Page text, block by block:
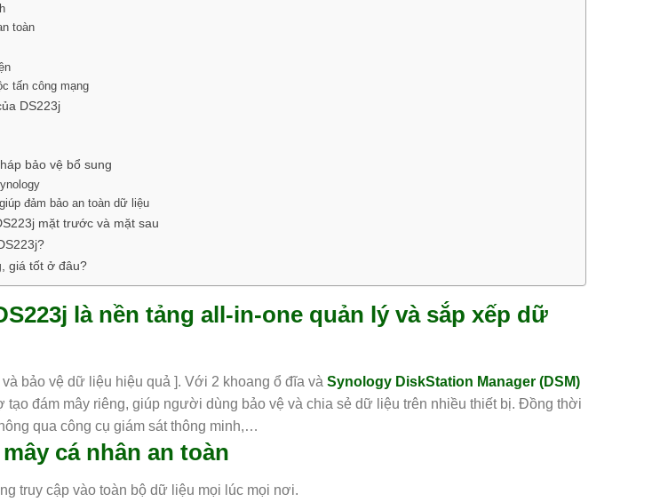
toàn
tấn công mạng
DS223j
bảo vệ bổ sung
đảm bảo an toàn dữ liệu
mặt trước và mặt sau
giá tốt ở đâu?
là nền tảng all-in-one quản lý và sắp xếp dữ
bảo vệ dữ liệu hiệu quả ]. Với 2 khoang ổ đĩa và Synology DiskStation Manager (DSM)
tạo đám mây riêng, giúp người dùng bảo vệ và chia sẻ dữ liệu trên nhiều thiết bị. Đồng thời
qua công cụ giám sát thông minh,…
cá nhân an toàn
truy cập vào toàn bộ dữ liệu mọi lúc mọi nơi.